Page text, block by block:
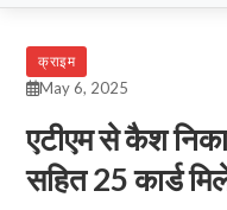
क्राइम
May 6, 2025
एटीएम से कैश
सहित 25 कार्ड